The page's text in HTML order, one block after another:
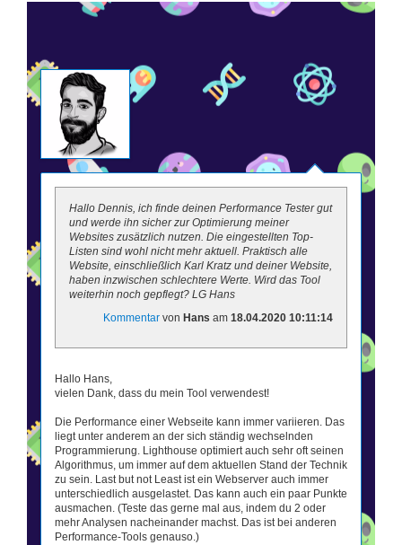
Hallo Dennis, ich finde deinen Performance Tester gut
und werde ihn sicher zur Optimierung meiner
Websites zusätzlich nutzen. Die eingestellten Top-
Listen sind wohl nicht mehr aktuell. Praktisch alle
Website, einschließlich Karl Kratz und deiner Website,
haben inzwischen schlechtere Werte. Wird das Tool
weiterhin noch gepflegt? LG Hans
Kommentar von Hans am 18.04.2020 10:11:14
Hallo Hans,
vielen Dank, dass du mein Tool verwendest!
Die Performance einer Webseite kann immer variieren. Das
liegt unter anderem an der sich ständig wechselnden
Programmierung. Lighthouse optimiert auch sehr oft seinen
Algorithmus, um immer auf dem aktuellen Stand der Technik
zu sein. Last but not Least ist ein Webserver auch immer
unterschiedlich ausgelastet. Das kann auch ein paar Punkte
ausmachen. (Teste das gerne mal aus, indem du 2 oder
mehr Analysen nacheinander machst. Das ist bei anderen
Performance-Tools genauso.)